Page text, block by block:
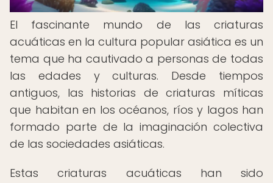
El fascinante mundo de las criaturas
acuáticas en la cultura popular asiática es un
tema que ha cautivado a personas de todas
las edades y culturas. Desde tiempos
antiguos, las historias de criaturas míticas
que habitan en los océanos, ríos y lagos han
formado parte de la imaginación colectiva
de las sociedades asiáticas.
Estas criaturas acuáticas han sido